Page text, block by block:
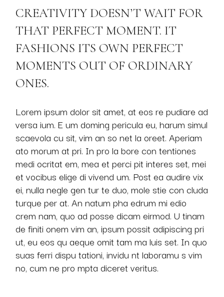
CREATIVITY DOESN’T WAIT FOR
THAT PERFECT MOMENT. IT
FASHIONS ITS OWN PERFECT
MOMENTS OUT OF ORDINARY
ONES.
Lorem ipsum dolor sit amet, at eos re pudiare ad
versa ium. E um doming pericula eu, harum simul
scaevola cu sit, vim an so net la oreet. Aperiam
ato morum at pri. In pro la bore con tentiones
medi ocritat em, mea et perci pit interes set, mei
et vocibus elige di vivend um. Post ea audire vix
ei, nulla negle gen tur te duo, mole stie con cluda
turque per at. An natum pha edrum mi edio
crem nam, quo ad posse dicam eirmod. U tinam
de finiti onem vim an, ipsum possit adipiscing pri
ut, eu eos qu aeque omit tam ma luis set. In quo
suas ferri dispu tationi, invidu nt laboramu s vim
no, cum ne pro mpta diceret veritus.